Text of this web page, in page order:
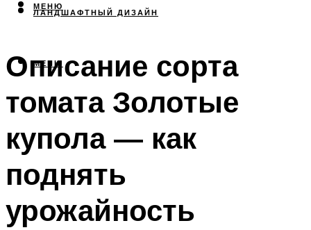
ЛАНДШАФТНЫЙ ДИЗАЙН
МЕНЮ
МЕНЮ
Описание сорта
томата Золотые
купола — как
поднять
урожайность